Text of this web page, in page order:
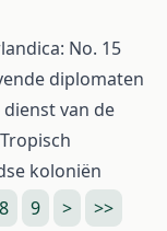
No. 15
diplomaten
van de
koloniën
8 9 > >>